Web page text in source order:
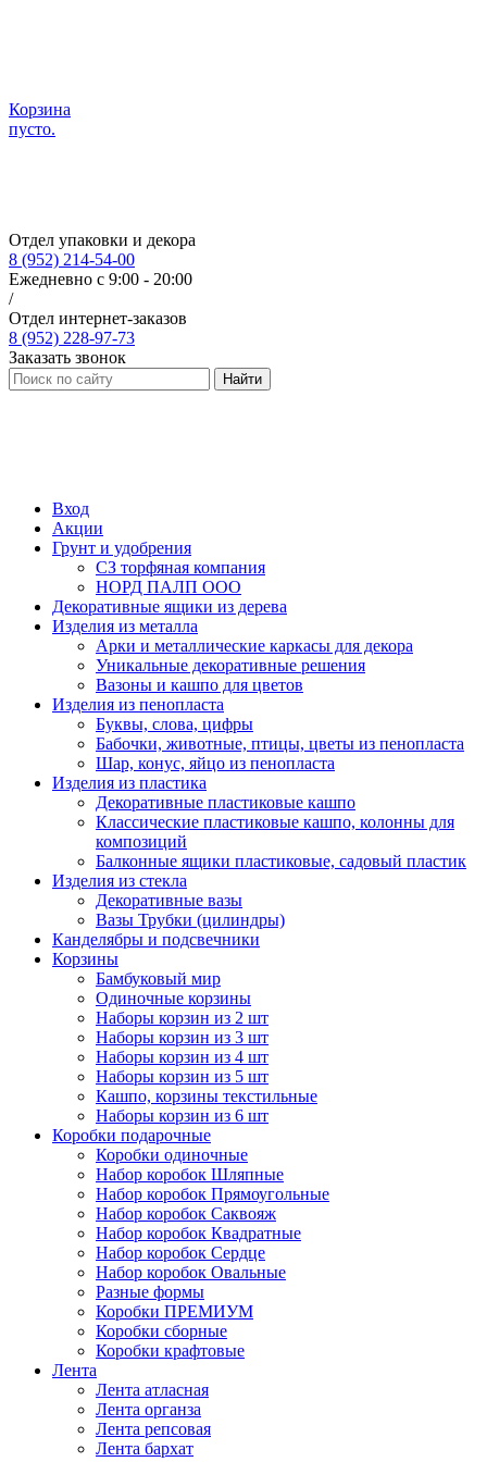
Корзина
пусто.
Отдел упаковки и декора
8 (952) 214-54-00
Ежедневно с 9:00 - 20:00
/
Отдел интернет-заказов
8 (952) 228-97-73
Заказать звонок
Найти
Вход
Акции
Грунт и удобрения
СЗ торфяная компания
НОРД ПАЛП ООО
Декоративные ящики из дерева
Изделия из металла
Арки и металлические каркасы для декора
Уникальные декоративные решения
Вазоны и кашпо для цветов
Изделия из пенопласта
Буквы, слова, цифры
Бабочки, животные, птицы, цветы из пенопласта
Шар, конус, яйцо из пенопласта
Изделия из пластика
Декоративные пластиковые кашпо
Классические пластиковые кашпо, колонны для
композиций
Балконные ящики пластиковые, садовый пластик
Изделия из стекла
Декоративные вазы
Вазы Трубки (цилиндры)
Канделябры и подсвечники
Корзины
Бамбуковый мир
Одиночные корзины
Наборы корзин из 2 шт
Наборы корзин из 3 шт
Наборы корзин из 4 шт
Наборы корзин из 5 шт
Кашпо, корзины текстильные
Наборы корзин из 6 шт
Коробки подарочные
Коробки одиночные
Набор коробок Шляпные
Набор коробок Прямоугольные
Набор коробок Саквояж
Набор коробок Квадратные
Набор коробок Сердце
Набор коробок Овальные
Разные формы
Коробки ПРЕМИУМ
Коробки сборные
Коробки крафтовые
Лента
Лента атласная
Лента органза
Лента репсовая
Лента бархат